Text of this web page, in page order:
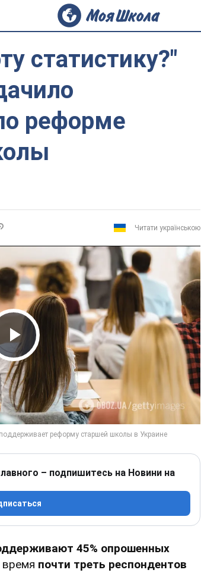
статистику?"
реформе
Читати українською
Video
– подпишитесь на Новини на
45% опрошенных
почти треть респондентов